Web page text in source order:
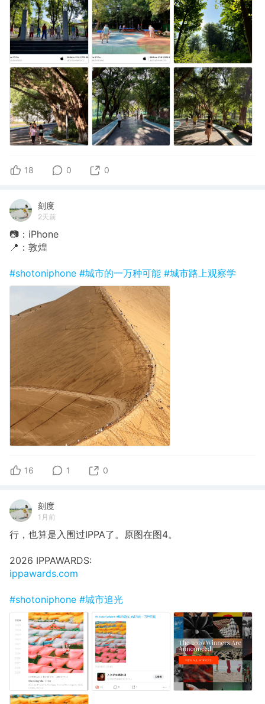
18 0 0
刻度
2天前
📷：iPhone
📍：敦煌
#shotoniphone #城市的一万种可能 #城市路上观察学
16 1 0
刻度
1月前
行，也算是入围过IPPA了。原图在图4。
2026 IPPAWARDS:
ippawards.com
#shotoniphone #城市追光